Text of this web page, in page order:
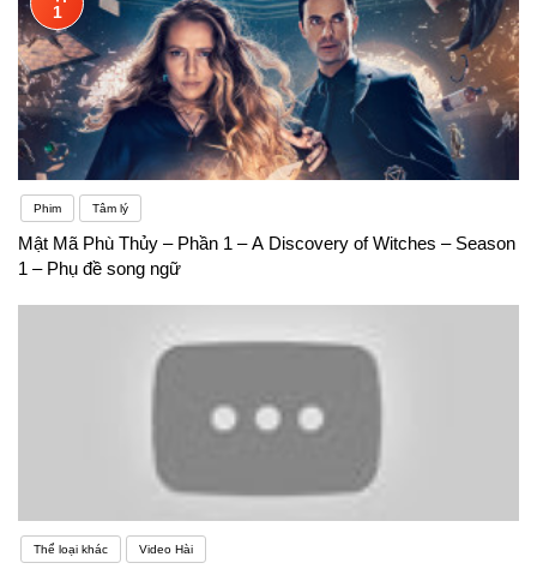
1
Phim Tâm lý
Mật Mã Phù Thủy – Phần 1 – A Discovery of Witches – Season
1 – Phụ đề song ngữ
Thể loại khác Video Hài